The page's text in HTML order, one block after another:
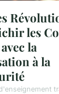
les
la
à la